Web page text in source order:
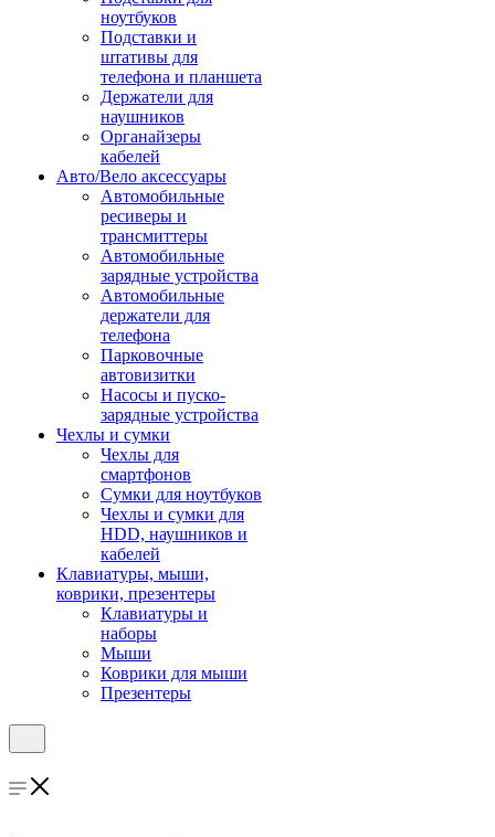
ноутбуков
Подставки и
штативы для
телефона и планшета
Держатели для
наушников
Органайзеры
кабелей
Авто/Вело аксессуары
Автомобильные
ресиверы и
трансмиттеры
Автомобильные
зарядные устройства
Автомобильные
держатели для
телефона
Парковочные
автовизитки
Насосы и пуско-
зарядные устройства
Чехлы и сумки
Чехлы для
смартфонов
Сумки для ноутбуков
Чехлы и сумки для
HDD, наушников и
кабелей
Клавиатуры, мыши,
коврики, презентеры
Клавиатуры и
наборы
Мыши
Коврики для мыши
Презентеры